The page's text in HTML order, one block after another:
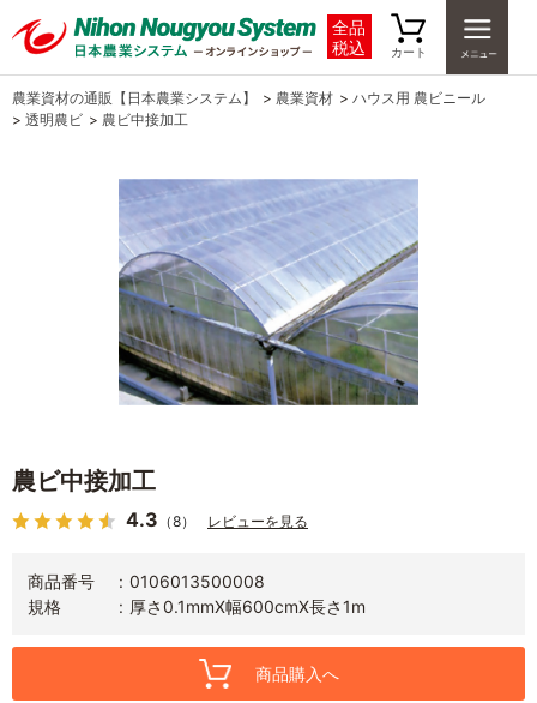
全品
税込
カート
農業資材の通販【日本農業システム】 > 農業資材 > ハウス用 農ビニール
> 透明農ビ > 農ビ中接加工
農ビ中接加工
4.3 （8） レビューを見る
商品番号
0106013500008
規格
厚さ0.1mmX幅600cmX長さ1m
商品購入へ